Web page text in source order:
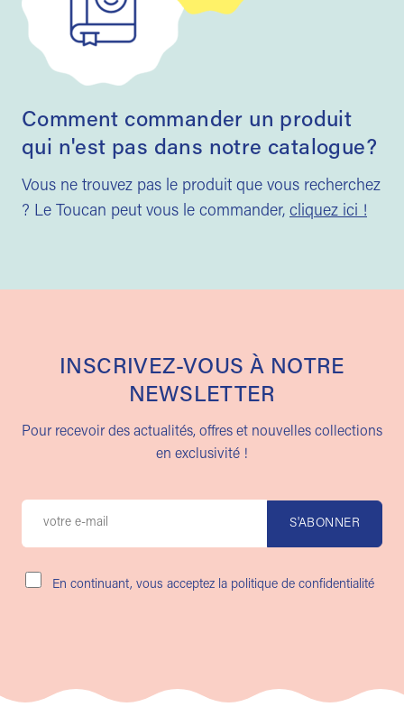
Comment commander un produit
qui n'est pas dans notre catalogue?
Vous ne trouvez pas le produit que vous recherchez
? Le Toucan peut vous le commander, cliquez ici !
INSCRIVEZ-VOUS À NOTRE
NEWSLETTER
Pour recevoir des actualités, offres et nouvelles collections
en exclusivité !
En continuant, vous acceptez la politique de confidentialité